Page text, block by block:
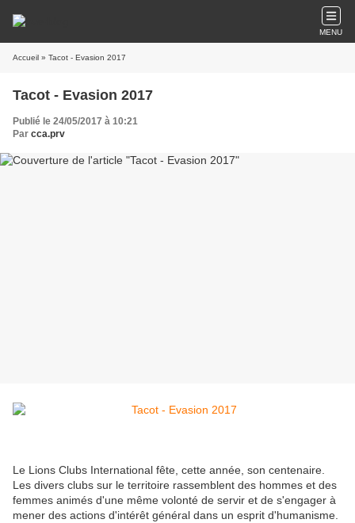
MENU
Accueil » Tacot - Evasion 2017
Tacot - Evasion 2017
Publié le 24/05/2017 à 10:21
Par cca.prv
Le Lions Clubs International fête, cette année, son centenaire.
Les divers clubs sur le territoire rassemblent des hommes et des
femmes animés d'une même volonté de servir et de s'engager à
mener des actions d'intérêt général dans un esprit d'humanisme.